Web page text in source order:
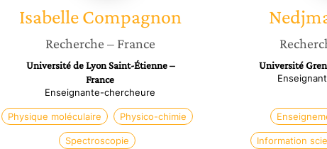
Isabelle Compagnon
Recherche – France
Université de Lyon Saint-Étienne –
France
Enseignante-chercheure
Physique moléculaire Physico-chimie
Spectroscopie
Université
Information